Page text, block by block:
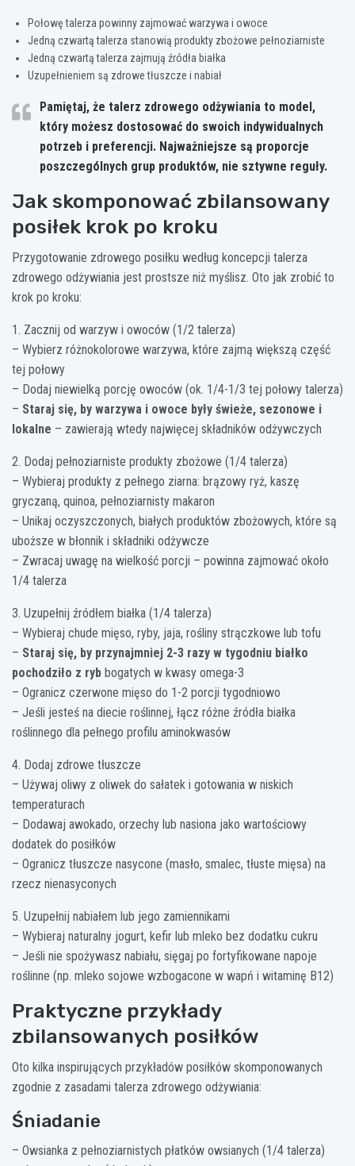
Połowę talerza powinny zajmować warzywa i owoce
Jedną czwartą talerza stanowią produkty zbożowe pełnoziarniste
Jedną czwartą talerza zajmują źródła białka
Uzupełnieniem są zdrowe tłuszcze i nabiał
Pamiętaj, że talerz zdrowego odżywiania to model,
który możesz dostosować do swoich indywidualnych
potrzeb i preferencji. Najważniejsze są proporcje
poszczególnych grup produktów, nie sztywne reguły.
Jak skomponować zbilansowany
posiłek krok po kroku
Przygotowanie zdrowego posiłku według koncepcji talerza
zdrowego odżywiania jest prostsze niż myślisz. Oto jak zrobić to
krok po kroku:
1. Zacznij od warzyw i owoców (1/2 talerza)
– Wybierz różnokolorowe warzywa, które zajmą większą część
tej połowy
– Dodaj niewielką porcję owoców (ok. 1/4-1/3 tej połowy talerza)
– Staraj się, by warzywa i owoce były świeże, sezonowe i
lokalne – zawierają wtedy najwięcej składników odżywczych
2. Dodaj pełnoziarniste produkty zbożowe (1/4 talerza)
– Wybieraj produkty z pełnego ziarna: brązowy ryż, kaszę
gryczaną, quinoa, pełnoziarnisty makaron
– Unikaj oczyszczonych, białych produktów zbożowych, które są
uboższe w błonnik i składniki odżywcze
– Zwracaj uwagę na wielkość porcji – powinna zajmować około
1/4 talerza
3. Uzupełnij źródłem białka (1/4 talerza)
– Wybieraj chude mięso, ryby, jaja, rośliny strączkowe lub tofu
– Staraj się, by przynajmniej 2-3 razy w tygodniu białko
pochodziło z ryb bogatych w kwasy omega-3
– Ogranicz czerwone mięso do 1-2 porcji tygodniowo
– Jeśli jesteś na diecie roślinnej, łącz różne źródła białka
roślinnego dla pełnego profilu aminokwasów
4. Dodaj zdrowe tłuszcze
– Używaj oliwy z oliwek do sałatek i gotowania w niskich
temperaturach
– Dodawaj awokado, orzechy lub nasiona jako wartościowy
dodatek do posiłków
– Ogranicz tłuszcze nasycone (masło, smalec, tłuste mięsa) na
rzecz nienasyconych
5. Uzupełnij nabiałem lub jego zamiennikami
– Wybieraj naturalny jogurt, kefir lub mleko bez dodatku cukru
– Jeśli nie spożywasz nabiału, sięgaj po fortyfikowane napoje
roślinne (np. mleko sojowe wzbogacone w wapń i witaminę B12)
Praktyczne przykłady
zbilansowanych posiłków
Oto kilka inspirujących przykładów posiłków skomponowanych
zgodnie z zasadami talerza zdrowego odżywiania:
Śniadanie
– Owsianka z pełnoziarnistych płatków owsianych (1/4 talerza)